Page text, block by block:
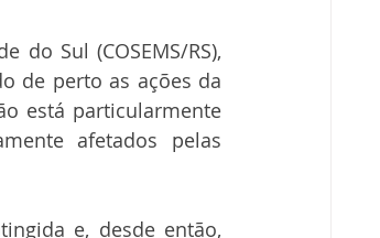
do Sul (COSEMS/RS),
de perto as ações da
está particularmente
afetados pelas
e, desde então,